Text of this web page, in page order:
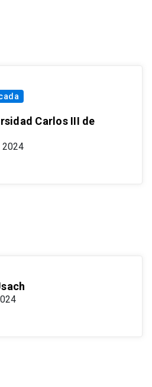
Carlos III de
2024